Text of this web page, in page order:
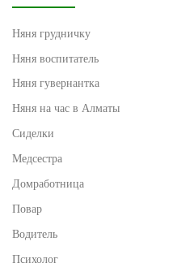
Няня грудничку
Няня воспитатель
Няня гувернантка
Няня на час в Алматы
Сиделки
Медсестра
Домработница
Повар
Водитель
Психолог